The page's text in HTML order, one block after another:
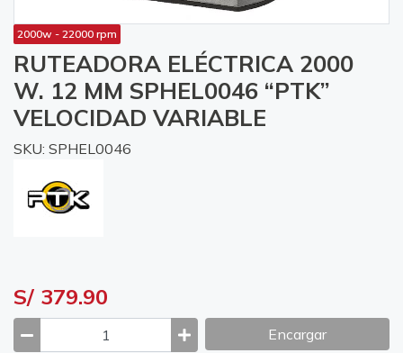
2000w - 22000 rpm
RUTEADORA ELÉCTRICA 2000
W. 12 MM SPHEL0046 “PTK”
VELOCIDAD VARIABLE
SKU: SPHEL0046
S/ 379.90
Encargar